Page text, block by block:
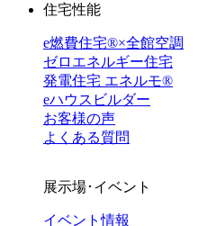
住宅性能
e燃費住宅®︎×全館空調
ゼロエネルギー住宅
発電住宅 エネルモ®
eハウスビルダー
お客様の声
よくある質問
展示場･イベント
イベント情報